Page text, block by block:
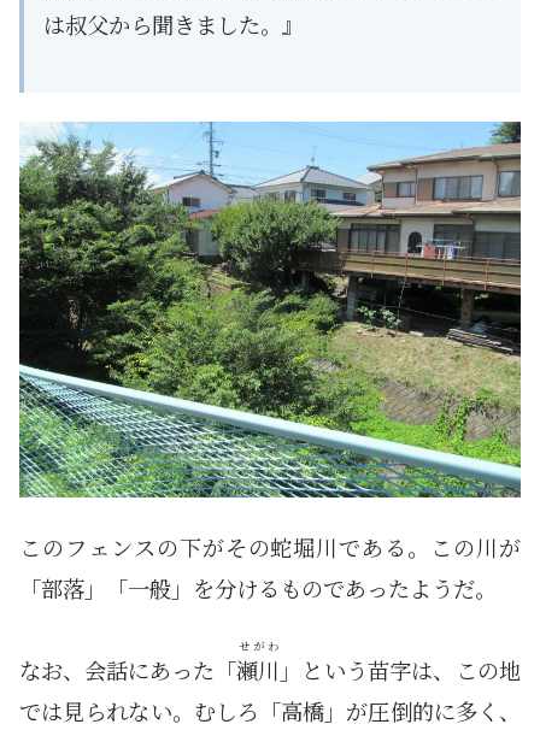
は叔父から聞きました。』
このフェンスの下がその蛇堀川である。この川が
「部落」「一般」を分けるものであったようだ。
なお、会話にあった「瀬川
せがわ
」という苗字は、この地
では見られない。むしろ「高橋」が圧倒的に多く、